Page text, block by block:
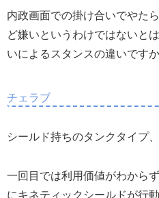
内政画面での掛け合いでやた
ど嫌いというわけではないと
いによるスタンスの違いですか
チェラブ
シールド持ちのタンクタイプ
一回目では利用価値がわから
にキネティックシールドが行